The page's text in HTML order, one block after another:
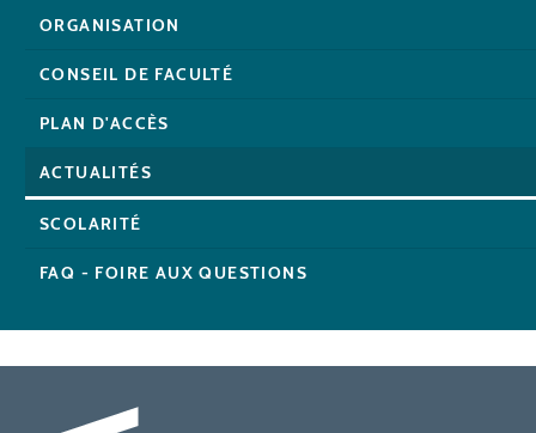
ORGANISATION
CONSEIL DE FACULTÉ
PLAN D'ACCÈS
ACTUALITÉS
SCOLARITÉ
FAQ - FOIRE AUX QUESTIONS